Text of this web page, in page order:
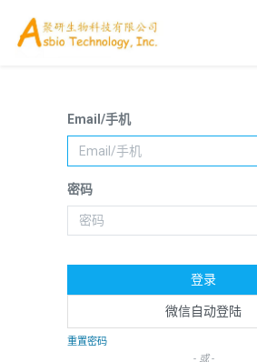
Email/手机
密码
登录
微信自动登陆
重置密码
- 或 -